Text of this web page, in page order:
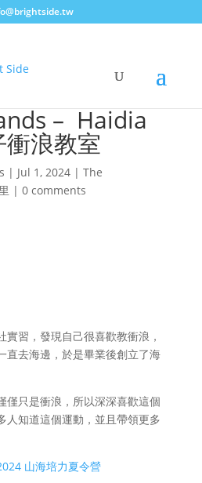
– Haidia
浪教室
| Jul 1, 2024| The
| 0 comments
實習，發現自己很喜歡教衝浪，
直去海邊，於是畢業後創立了海
僅只是衝浪，所以深深喜歡這個
人知道這個運動，並且帶領更多
山海培力夏令營